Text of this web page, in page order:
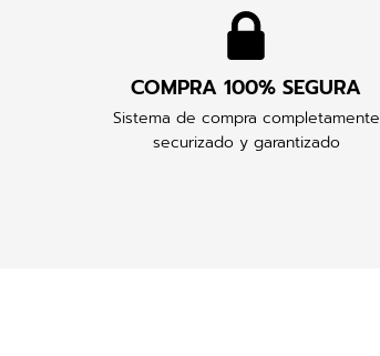
COMPRA 100% SEGURA
Sistema de compra completamente
securizado y garantizado